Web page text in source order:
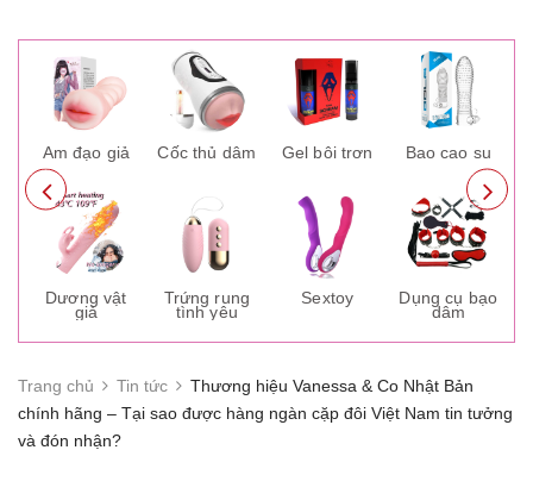
Âm đạo giả
Dương vật
giả
Cốc thủ dâm
Trứng rung
tình yêu
Gel bôi trơn
Sextoy
Bao cao su
Dụng cụ bạo
dâm
Trang chủ Tin tức
Thương hiệu Vanessa & Co Nhật Bản
chính hãng – Tại sao được hàng ngàn cặp đôi Việt Nam tin tưởng
và đón nhận?